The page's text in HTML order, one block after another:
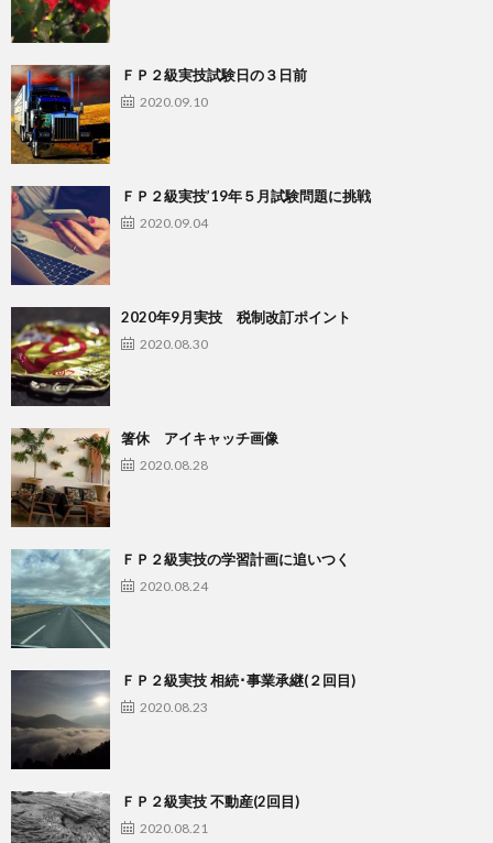
ＦＰ２級実技試験日の３日前
2020.09.10
ＦＰ２級実技’19年５月試験問題に挑戦
2020.09.04
2020年9月実技 税制改訂ポイント
2020.08.30
箸休 アイキャッチ画像
2020.08.28
ＦＰ２級実技の学習計画に追いつく
2020.08.24
ＦＰ２級実技 相続･事業承継(２回目)
2020.08.23
ＦＰ２級実技 不動産(2回目)
2020.08.21